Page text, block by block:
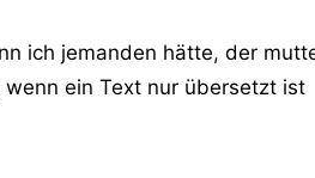
ich jemanden hätte, der
ein Text nur übersetzt ist